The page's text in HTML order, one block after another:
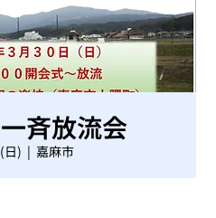
斉放流会
日)
  |
嘉麻市